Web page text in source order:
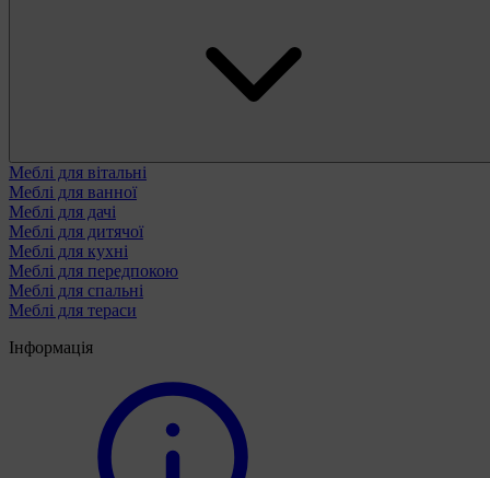
Меблі для вітальні
Меблі для ванної
Меблі для дачі
Меблі для дитячої
Меблі для кухні
Меблі для передпокою
Меблі для спальні
Меблі для тераси
Інформація